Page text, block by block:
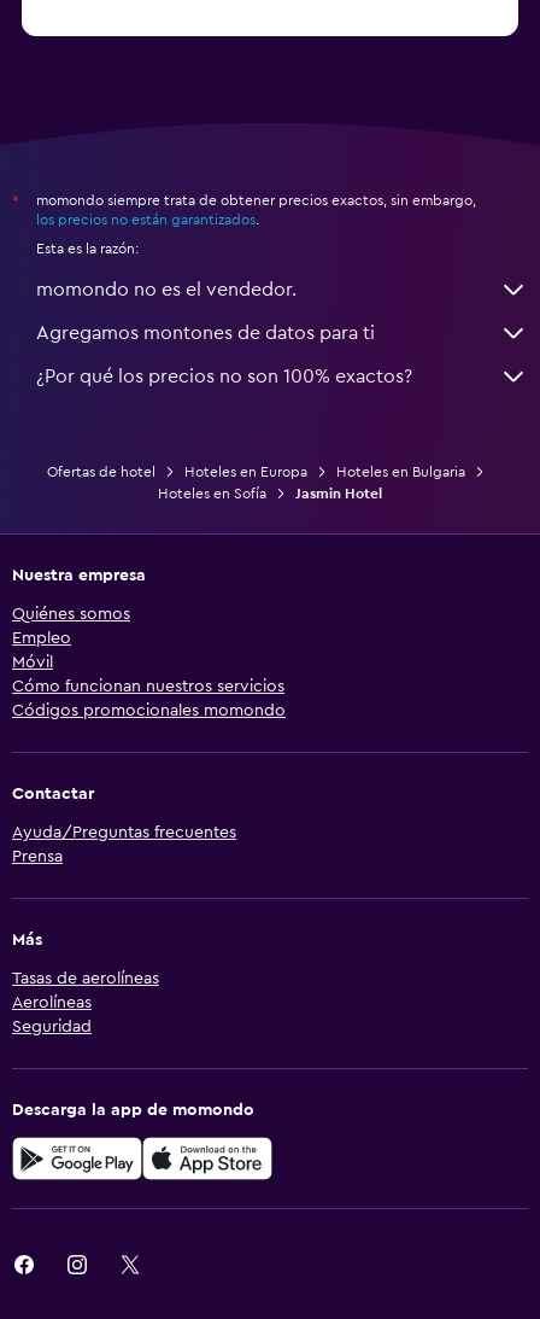
*
momondo siempre trata de obtener precios exactos, sin embargo,
los precios no están garantizados
Esta es la razón:
momondo no es el vendedor.
Agregamos montones de datos para ti
¿Por qué los precios no son 100% exactos?
Ofertas de hotel Hoteles en Europa
Hoteles en Bulgaria
Hoteles en Sofía
Jasmin Hotel
Nuestra empresa
Quiénes somos
Empleo
Móvil
Cómo funcionan nuestros servicios
Códigos promocionales momondo
Contactar
Ayuda/Preguntas frecuentes
Prensa
Más
Tasas de aerolíneas
Aerolíneas
Seguridad
Descarga la app de momondo